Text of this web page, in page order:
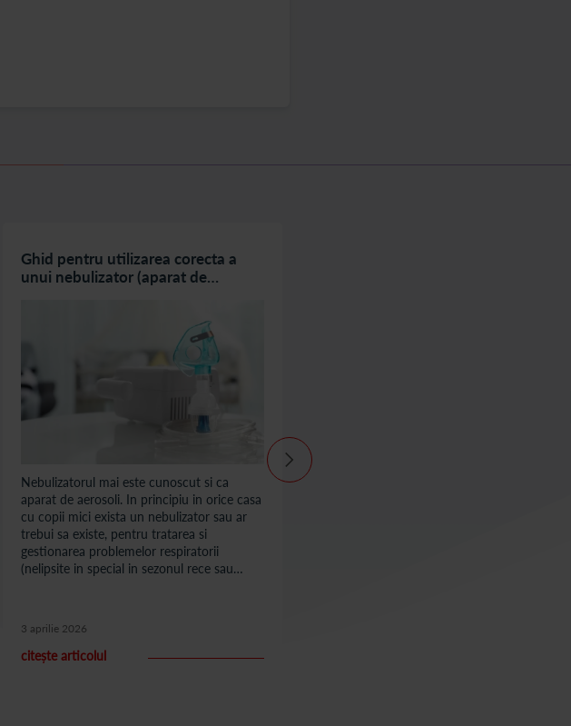
Ghid pentru utilizarea corecta a
unui nebulizator (aparat de
Nebulizatorul mai este cunoscut si ca
aparat de aerosoli. In principiu in orice casa
cu copii mici exista un nebulizator sau ar
trebui sa existe, pentru tratarea si
gestionarea problemelor respiratorii
(nelipsite in special in sezonul rece sau
3 aprilie 2026
citește articolul